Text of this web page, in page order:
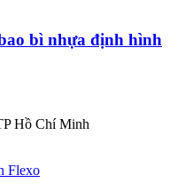
bì nhựa định hình
Hồ Chí Minh